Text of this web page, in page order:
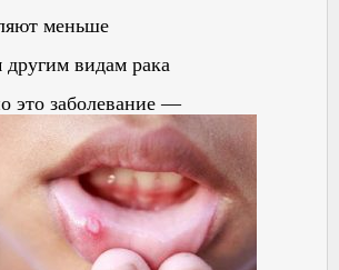
меньше
видам рака
это заболевание —